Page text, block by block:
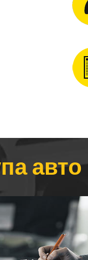
авто